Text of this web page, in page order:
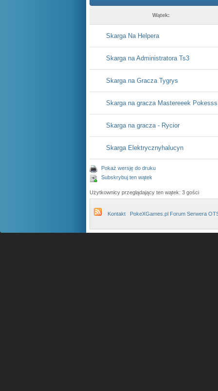
Wątek:
Skarga Na Helpera
Skarga na Administratora Ts3
Skarga na Gracza Tygrys
Skarga na gracza Mastereeek Pokesss
Skarga na gracza - Rycior
Skarga Elektrycznyhalucyn
Pokaż wersję do druku
Subskrybuj ten wątek
Użytkownicy przeglądający ten wątek: 3 gości
Kontakt PokeXGames.pl Forum Serwera